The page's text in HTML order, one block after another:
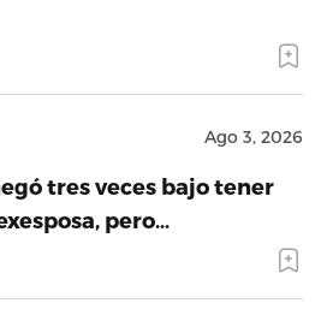
Ago 3, 2026
tres veces bajo tener
pero…